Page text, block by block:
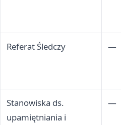
Referat Śledczy —
Stanowiska ds.
upamiętniania i
—